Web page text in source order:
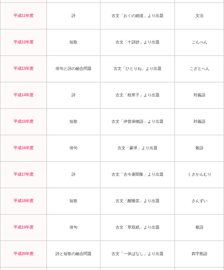
平成11年度 詩 古文「おくの細道」より出題 文法
平成12年度 短歌 古文「十訓抄」より出題 ごんべん
平成13年度 俳句と詩の融合問題 古文「ひとりね」より出題 こざとへん
平成14年度 詩 古文「枕草子」より出題 対義語
平成15年度 短歌 古文「伊曾保物語」より出題 対義語
平成16年度 俳句 古文「蒙求」より出題 敬語
平成17年度 詩 古文「古今著聞集」より出題 くさかんむり
平成18年度 短歌 古文「醒睡笑」より出題 さんずい
平成19年度 俳句 古文「草双紙」より出題 敬語
平成20年度 詩と短歌の融合問題 古文「一休ばなし」より出題 四字熟語